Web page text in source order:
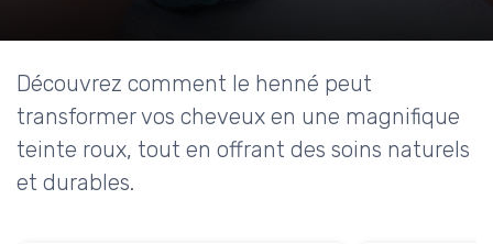
Découvrez comment le henné peut
transformer vos cheveux en une magnifique
teinte roux, tout en offrant des soins naturels
et durables.